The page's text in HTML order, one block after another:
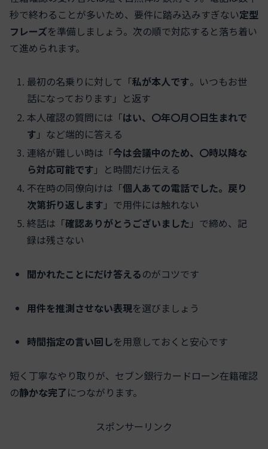
秒で終わることが多いため、要件に踏み込みすぎない定型
フレーズを準備しましょう。次の順で対応すると落ち着い
て進められます。
最初の名乗りに対して「私が本人です。いつもお世
話になっております」と返す
本人確認の質問には「はい、〇年〇月〇日生まれで
す 」など端的に答える
連絡が難しい時は「今は会議中のため、〇時以降な
ら対応可能です 」と時間だけ伝える
不在時の同僚向けは「個人あての電話でした。戻り
次第折り返します 」で用件には触れない
終話は「確認ありがとうございました 」で締め、記
録は残さない
聞かれたことにだけ答えるのがコツです
用件を推測させない表現を選びましょう
時間指定の言い回しを用意しておくと安心です
短く丁寧なやり取りが、セブン銀行カードローン在籍確認
の静かな完了につながります。
スポンサーリンク